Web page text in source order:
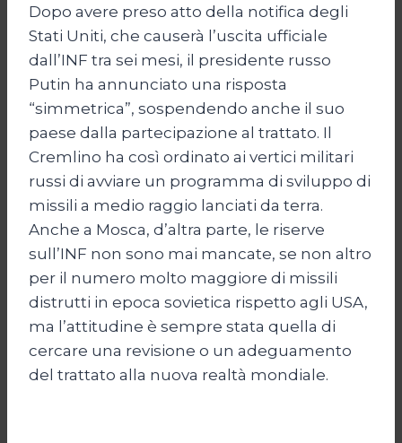
Dopo avere preso atto della notifica degli
Stati Uniti, che causerà l’uscita ufficiale
dall’INF tra sei mesi, il presidente russo
Putin ha annunciato una risposta
“simmetrica”, sospendendo anche il suo
paese dalla partecipazione al trattato. Il
Cremlino ha così ordinato ai vertici militari
russi di avviare un programma di sviluppo di
missili a medio raggio lanciati da terra.
Anche a Mosca, d’altra parte, le riserve
sull’INF non sono mai mancate, se non altro
per il numero molto maggiore di missili
distrutti in epoca sovietica rispetto agli USA,
ma l’attitudine è sempre stata quella di
cercare una revisione o un adeguamento
del trattato alla nuova realtà mondiale.